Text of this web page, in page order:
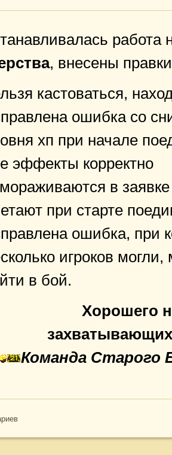
работа
, внесены
кастоваться,
ошибка со
хп при начале
эффекты корректно
в
при старте
ошибка, при
игроков
в бой.
Хорошего
Команда Старого